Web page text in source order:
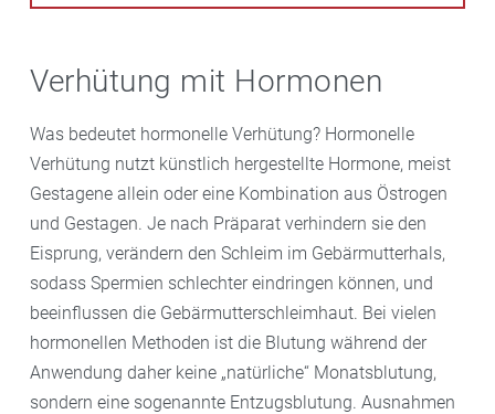
Verhütung mit Hormonen
Was bedeutet hormonelle Verhütung? Hormonelle
Verhütung nutzt künstlich hergestellte Hormone, meist
Gestagene allein oder eine Kombination aus Östrogen
und Gestagen. Je nach Präparat verhindern sie den
Eisprung, verändern den Schleim im Gebärmutterhals,
sodass Spermien schlechter eindringen können, und
beeinflussen die Gebärmutterschleimhaut. Bei vielen
hormonellen Methoden ist die Blutung während der
Anwendung daher keine „natürliche“ Monatsblutung,
sondern eine sogenannte Entzugsblutung. Ausnahmen